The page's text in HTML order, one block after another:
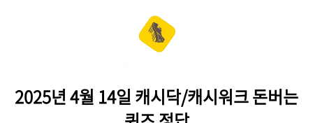
2025년 4월 14일 캐시닥/캐시워크 돈버는